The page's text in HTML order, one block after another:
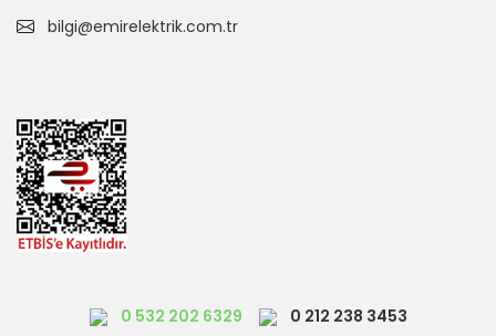
bilgi@emirelektrik.com.tr
0 532 202 6329 0 212 238 3453